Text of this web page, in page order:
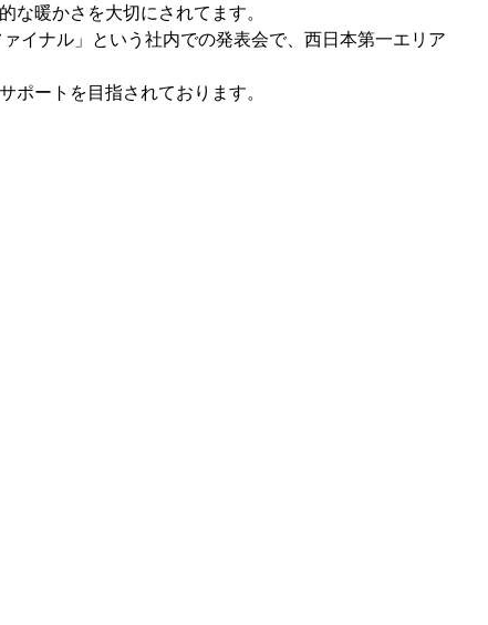
な暖かさを大切にされてます。
イナル」という社内での発表会で、西日本第一エリア
ポートを目指されております。